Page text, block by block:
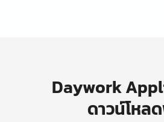
Daywork
ดาวน์โหล